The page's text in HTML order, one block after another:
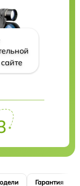
Гарантия